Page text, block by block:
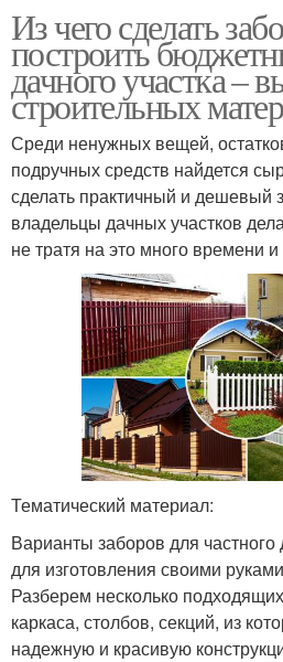
Из чего сделать
построить
дачного участка –
строительных
Среди ненужных вещей,
подручных средств найдется
сделать практичный и дешевый
владельцы дачных участков
не тратя на это много времени и
Тематический материал:
Варианты заборов для
для изготовления своими руками
Разберем несколько
каркаса, столбов, секций, из
надежную и красивую